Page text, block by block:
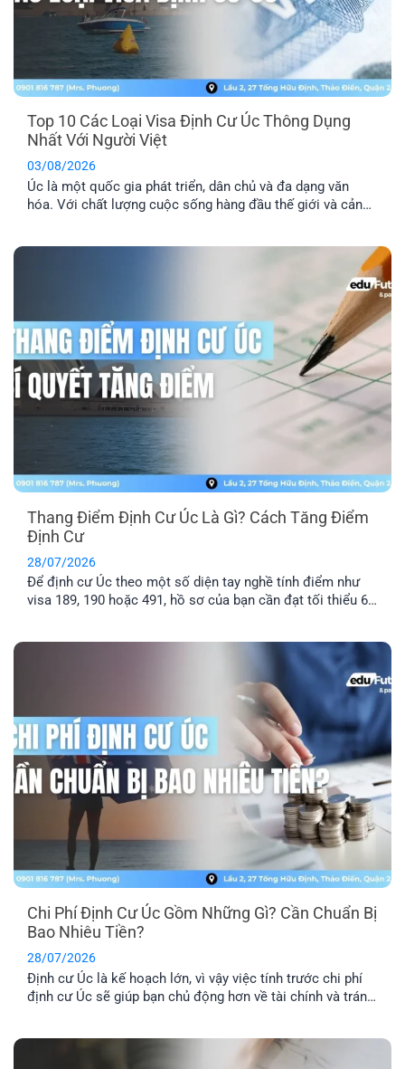
Top 10 Các Loại Visa Định Cư Úc Thông Dụng
Nhất Với Người Việt
03/08/2026
Úc là một quốc gia phát triển, dân chủ và đa dạng văn
hóa. Với chất lượng cuộc sống hàng đầu thế giới và cảnh
Thang Điểm Định Cư Úc Là Gì? Cách Tăng Điểm
Định Cư
28/07/2026
Để định cư Úc theo một số diện tay nghề tính điểm như
visa 189, 190 hoặc 491, hồ sơ của bạn cần đạt tối thiểu 65
Chi Phí Định Cư Úc Gồm Những Gì? Cần Chuẩn Bị
Bao Nhiêu Tiền?
28/07/2026
Định cư Úc là kế hoạch lớn, vì vậy việc tính trước chi phí
định cư Úc sẽ giúp bạn chủ động hơn về tài chính và tránh